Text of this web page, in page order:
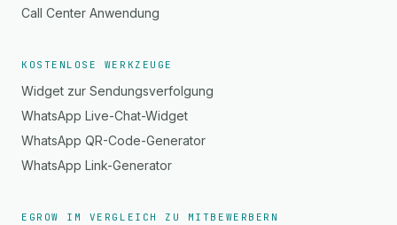
Call Center Anwendung
KOSTENLOSE WERKZEUGE
Widget zur Sendungsverfolgung
WhatsApp Live-Chat-Widget
WhatsApp QR-Code-Generator
WhatsApp Link-Generator
EGROW IM VERGLEICH ZU MITBEWERBERN